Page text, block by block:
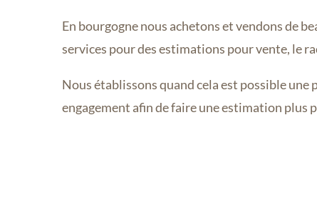
En bourgogne nous achetons et vendons de
services pour des estimations pour vente, le
Nous établissons quand cela est possible
engagement afin de faire une estimation plus